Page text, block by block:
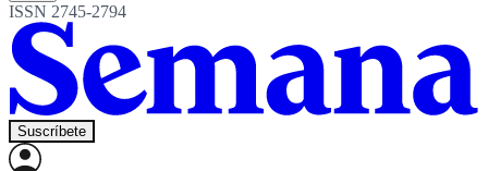
ISSN 2745-2794
Suscríbete